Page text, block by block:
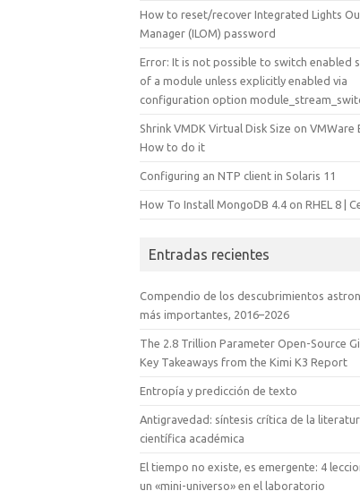
How to reset/recover Integrated Lights
Manager (ILOM) password
Error: It is not possible to switch enabled
of a module unless explicitly enabled via
configuration option
Shrink VMDK Virtual Disk Size on VMWare
How to do it
Configuring an NTP client in Solaris 11
How To Install MongoDB 4.4 on RHEL 8 |
Entradas recientes
Compendio de los descubrimientos
más importantes, 2016–2026
The 2.8 Trillion Parameter Open-Source
Key Takeaways from the Kimi K3 Report
Entropía y predicción de texto
Antigravedad: síntesis crítica de la
científica académica
El tiempo no existe, es emergente: 4
un «mini-universo» en el laboratorio